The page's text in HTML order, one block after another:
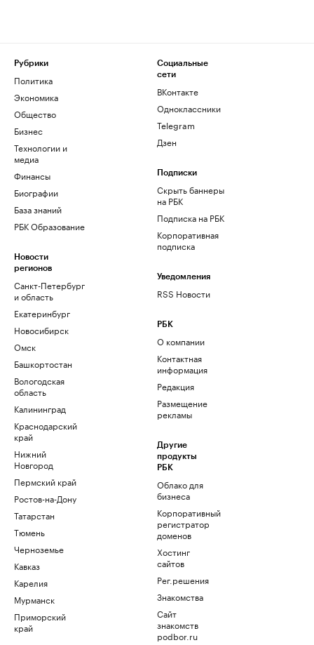
Рубрики
Политика
Экономика
Общество
Бизнес
Технологии и
медиа
Финансы
Биографии
База знаний
РБК Образование
Новости
регионов
Санкт-Петербург
и область
Екатеринбург
Новосибирск
Омск
Башкортостан
Вологодская
область
Калининград
Краснодарский
край
Нижний
Новгород
Пермский край
Ростов-на-Дону
Татарстан
Тюмень
Черноземье
Кавказ
Карелия
Мурманск
Приморский
край
Социальные
сети
ВКонтакте
Одноклассники
Telegram
Дзен
Подписки
Скрыть баннеры
на РБК
Подписка на РБК
Корпоративная
подписка
Уведомления
RSS Новости
РБК
О компании
Контактная
информация
Редакция
Размещение
рекламы
Другие
продукты
РБК
Облако для
бизнеса
Корпоративный
регистратор
доменов
Хостинг
сайтов
Рег.решения
Знакомства
Сайт
знакомств
podbor.ru